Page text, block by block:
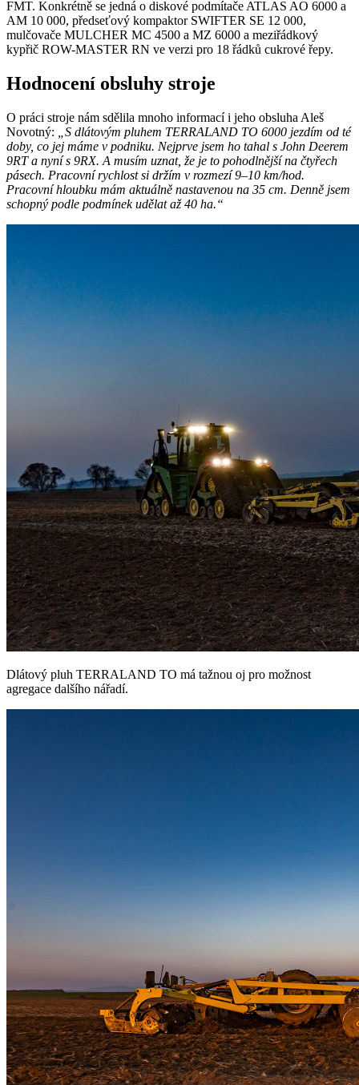
FMT. Konkrétně se jedná o diskové podmítače ATLAS AO 6000 a
AM 10 000, předseťový kompaktor SWIFTER SE 12 000,
mulčovače MULCHER MC 4500 a MZ 6000 a meziřádkový
kypřič ROW-MASTER RN ve verzi pro 18 řádků cukrové řepy.
Hodnocení obsluhy stroje
O práci stroje nám sdělila mnoho informací i jeho obsluha Aleš
Novotný:
„S dlátovým pluhem TERRALAND TO 6000 jezdím od té
doby, co jej máme v podniku. Nejprve jsem ho tahal s John Deerem
9RT a nyní s 9RX. A musím uznat, že je to pohodlnější na čtyřech
pásech. Pracovní rychlost si držím v rozmezí 9–10 km/hod.
Pracovní hloubku mám aktuálně nastavenou na 35 cm. Denně jsem
schopný podle podmínek udělat až 40 ha.“
Dlátový pluh TERRALAND TO má tažnou oj pro možnost
agregace dalšího nářadí.